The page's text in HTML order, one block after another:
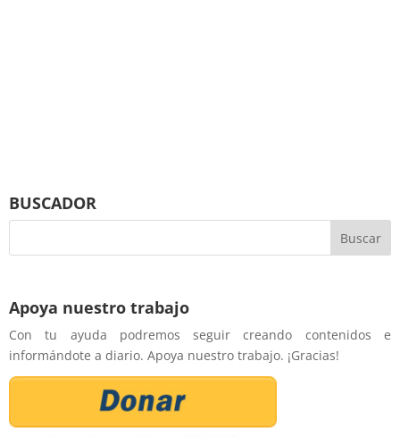
BUSCADOR
Apoya nuestro trabajo
Con tu ayuda podremos seguir creando contenidos e
informándote a diario. Apoya nuestro trabajo. ¡Gracias!